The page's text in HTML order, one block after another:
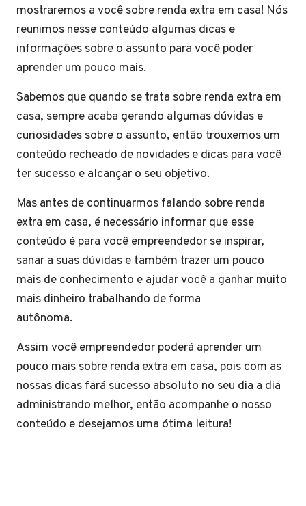
mostraremos a você sobre renda extra em casa! Nós
reunimos nesse conteúdo algumas dicas e
informações sobre o assunto para você poder
aprender um pouco mais.
Sabemos que quando se trata sobre renda extra em
casa, sempre acaba gerando algumas dúvidas e
curiosidades sobre o assunto, então trouxemos um
conteúdo recheado de novidades e dicas para você
ter sucesso e alcançar o seu objetivo.
Mas antes de continuarmos falando sobre renda
extra em casa, é necessário informar que esse
conteúdo é para você empreendedor se inspirar,
sanar a suas dúvidas e também trazer um pouco
mais de conhecimento e ajudar você a ganhar muito
mais dinheiro trabalhando de forma
autônoma.
Assim você empreendedor poderá aprender um
pouco mais sobre renda extra em casa, pois com as
nossas dicas fará sucesso absoluto no seu dia a dia
administrando melhor, então acompanhe o nosso
conteúdo e desejamos uma ótima leitura!